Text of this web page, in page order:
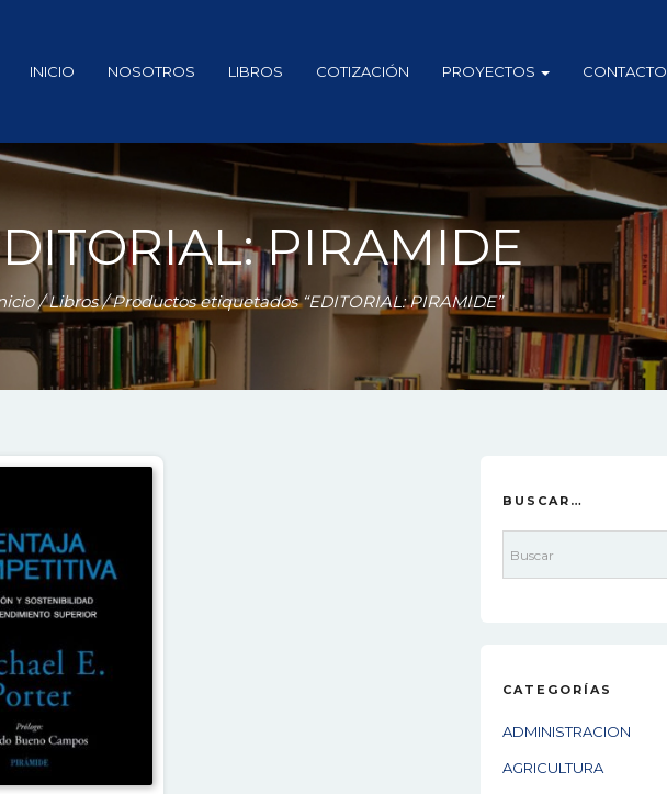
INICIO NOSOTROS LIBROS COTIZACIÓN PROYECTOS CONTACTO
PIRAMIDE
/Libros/ Productos etiquetados “EDITORIAL: PIRAMIDE”
BUSCAR…
CATEGORÍAS
ADMINISTRACION
AGRICULTURA